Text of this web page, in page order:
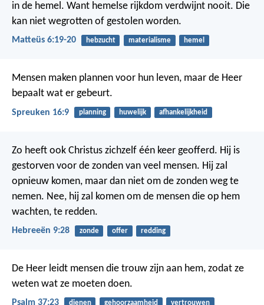
in de hemel. Want hemelse rijkdom verdwijnt nooit. Die
kan niet wegrotten of gestolen worden.
Matteüs 6:19-20 hebzucht materialisme hemel
Mensen maken plannen voor hun leven, maar de Heer
bepaalt wat er gebeurt.
Spreuken 16:9 planning huwelijk afhankelijkheid
Zo heeft ook Christus zichzelf één keer geofferd. Hij is
gestorven voor de zonden van veel mensen. Hij zal
opnieuw komen, maar dan niet om de zonden weg te
nemen. Nee, hij zal komen om de mensen die op hem
wachten, te redden.
Hebreeën 9:28 zonde offer redding
De Heer leidt mensen die trouw zijn aan hem, zodat ze
weten wat ze moeten doen.
Psalm 37:23 dienen gehoorzaamheid vertrouwen